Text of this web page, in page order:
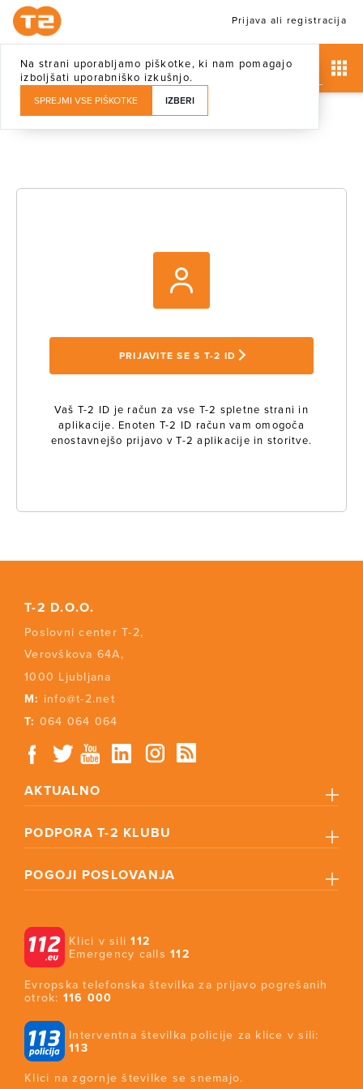
Na strani uporabljamo piškotke, ki nam pomagajo
izboljšati uporabniško izkušnjo.
SPREJMI VSE PIŠKOTKE IZBERI
Prijava ali registracija
PRIJAVITE SE S T-2 ID
Vaš T-2 ID je račun za vse T-2 spletne strani in
aplikacije. Enoten T-2 ID račun vam omogoča
enostavnejšo prijavo v T-2 aplikacije in storitve.
T-2 D.O.O.
Poslovni center T-2,
Verovškova 64A,
1000 Ljubljana
M: info@t-2.net
T: 064 064 064
AKTUALNO
PODPORA T-2 KLUBU
POGOJI POSLOVANJA
Klici v sili112
Emergency calls112
Evropska telefonska številka za prijavo pogrešanih
otrok: 116 000
Interventna številka policije za klice v sili:
113
Klici na zgornje številke se snemajo.